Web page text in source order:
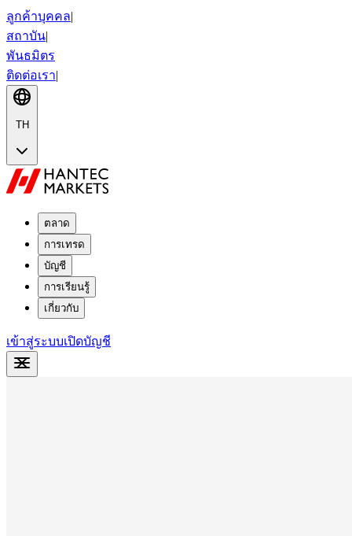
ลูกค้าบุคคล|
สถาบัน|
พันธมิตร
ติดต่อเรา|
TH
ตลาด
การเทรด
บัญชี
การเรียนรู้
เกี่ยวกับ
เข้าสู่ระบบเปิดบัญชี